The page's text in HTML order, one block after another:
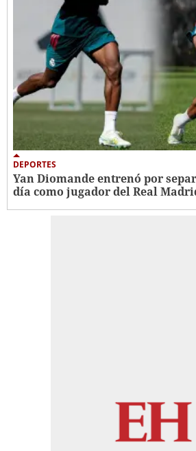
DEPORTES
Yan Diomande entrenó por
día como jugador del Real